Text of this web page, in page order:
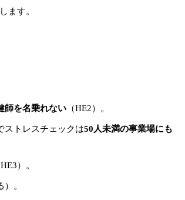
ます。
師を名乗れない （HE2）。
ストレスチェックは50人未満の事業場にも
）。
。